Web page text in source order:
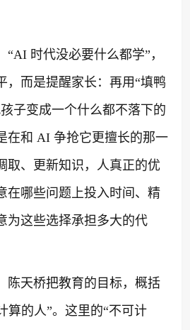
“AI 时代没必要什么都学”，
，而是提醒家长：再用“填鸭
子变成一个什么都不落下的
在和 AI 争抢它更擅长的那一
取、更新知识，人真正的优
在哪些问题上投入时间、精
为这些选择承担多大的代
陈天桥把教育的目标，概括
算的人”。这里的“不可计